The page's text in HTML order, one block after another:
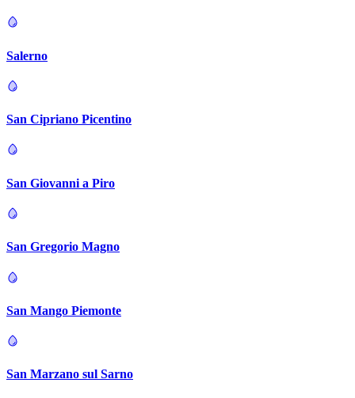
Salerno
San Cipriano Picentino
San Giovanni a Piro
San Gregorio Magno
San Mango Piemonte
San Marzano sul Sarno